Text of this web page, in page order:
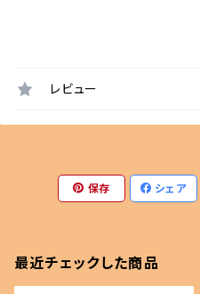
レビュー
保存 シェア
最近チェックした商品